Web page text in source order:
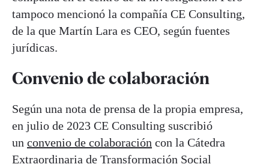
tampoco mencionó la compañía CE Consulting,
de la que Martín Lara es CEO, según fuentes
jurídicas.
Convenio de colaboración
Según una nota de prensa de la propia empresa,
en julio de 2023 CE Consulting suscribió
un convenio de colaboración con la Cátedra
Extraordinaria de Transformación Social